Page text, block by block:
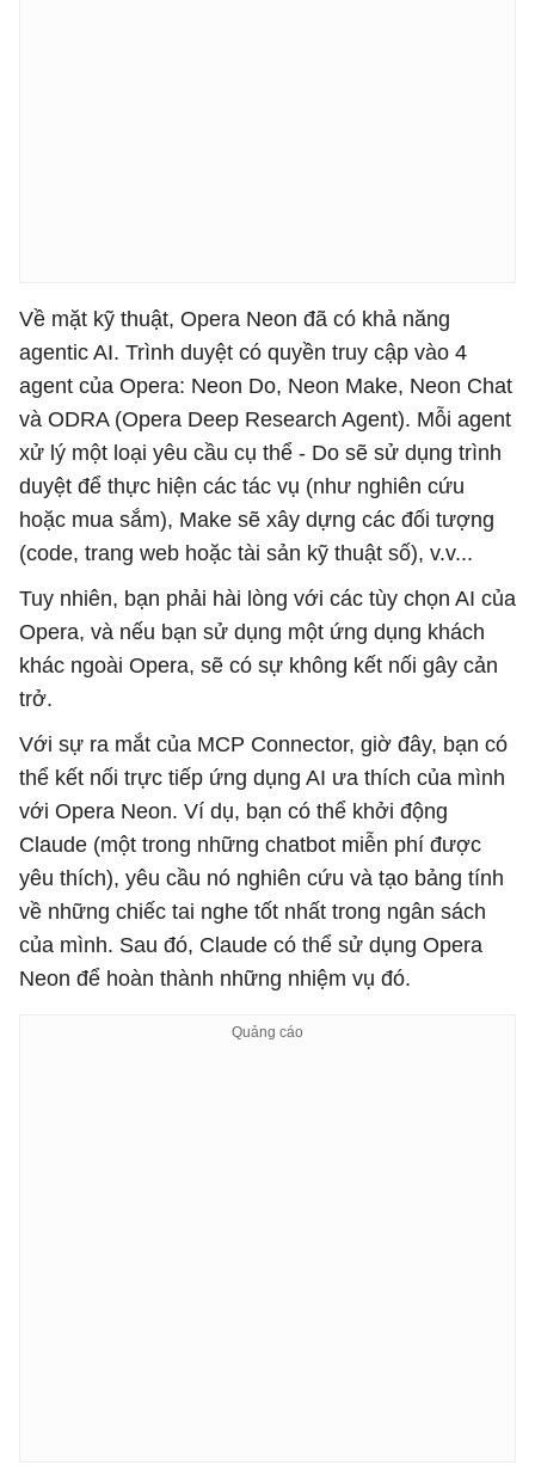
Về mặt kỹ thuật, Opera Neon đã có khả năng
agentic AI. Trình duyệt có quyền truy cập vào 4
agent của Opera: Neon Do, Neon Make, Neon Chat
và ODRA (Opera Deep Research Agent). Mỗi agent
xử lý một loại yêu cầu cụ thể - Do sẽ sử dụng trình
duyệt để thực hiện các tác vụ (như nghiên cứu
hoặc mua sắm), Make sẽ xây dựng các đối tượng
(code, trang web hoặc tài sản kỹ thuật số), v.v...
Tuy nhiên, bạn phải hài lòng với các tùy chọn AI của
Opera, và nếu bạn sử dụng một ứng dụng khách
khác ngoài Opera, sẽ có sự không kết nối gây cản
trở.
Với sự ra mắt của MCP Connector, giờ đây, bạn có
thể kết nối trực tiếp ứng dụng AI ưa thích của mình
với Opera Neon. Ví dụ, bạn có thể khởi động
Claude (một trong những chatbot miễn phí được
yêu thích), yêu cầu nó nghiên cứu và tạo bảng tính
về những chiếc tai nghe tốt nhất trong ngân sách
của mình. Sau đó, Claude có thể sử dụng Opera
Neon để hoàn thành những nhiệm vụ đó.